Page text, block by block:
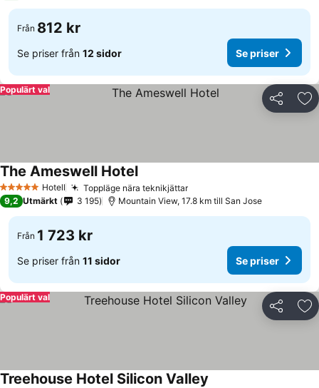
Från 812 kr
Se priser från 12 sidor Se priser
Dela
Populärt val
5 Stjärnor Hotell Toppläge nära teknikjättar
The Ameswell Hotel
9,2 Utmärkt 3 195 Mountain View, 17.8 km till San Jose
Från 1 723 kr
Se priser från 11 sidor Se priser
Dela
Populärt val
Treehouse Hotel Silicon Valley